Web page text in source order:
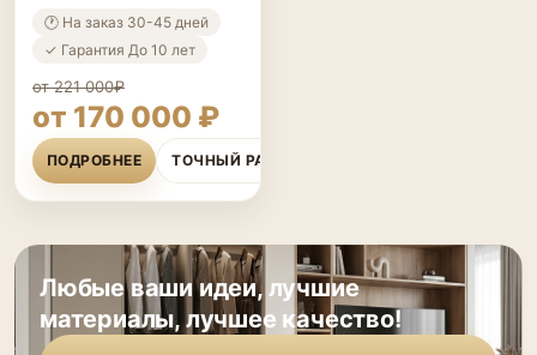
🕐 На заказ 30-45 дней
✓ Гарантия До 10 лет
от 221 000₽
от 170 000 ₽
ПОДРОБНЕЕ ТОЧНЫЙ РАСЧЁТ
Любые ваши идеи, лучшие
материалы, лучшее качество!